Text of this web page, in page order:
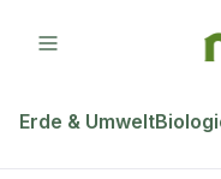
Erde & Umwelt